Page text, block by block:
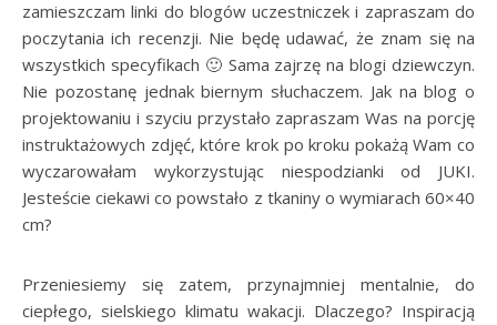
zamieszczam linki do blogów uczestniczek i zapraszam do
poczytania ich recenzji. Nie będę udawać, że znam się na
wszystkich specyfikach 🙂 Sama zajrzę na blogi dziewczyn.
Nie pozostanę jednak biernym słuchaczem. Jak na blog o
projektowaniu i szyciu przystało zapraszam Was na porcję
instruktażowych zdjęć, które krok po kroku pokażą Wam co
wyczarowałam wykorzystując niespodzianki od JUKI.
Jesteście ciekawi co powstało z tkaniny o wymiarach 60×40
cm?
Przeniesiemy się zatem, przynajmniej mentalnie, do
ciepłego, sielskiego klimatu wakacji. Dlaczego? Inspiracją